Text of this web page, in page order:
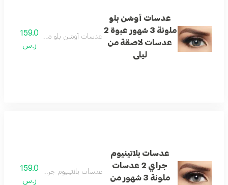
عدسات أوشن بلو
ملونة 3 شهور عبوة 2
عدسات لاصقة من
ليلى
عدسات أوشن بلو ملونة 3 شهور عبوة 2 عدسات لاصقة من ليلى159.0
ر.س
عدسات بلاتينيوم
جراي 2 عدسات
ملونة 3 شهور من
عدسات بلاتينيوم جراي 2 عدسات ملونة 3 شهور من ليلى
159.0
ر.س